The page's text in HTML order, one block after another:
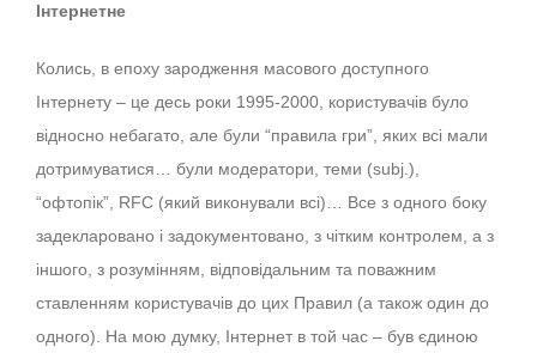
Інтернетне
Колись, в епоху зародження масового доступного
Інтернету – це десь роки 1995-2000, користувачів було
відносно небагато, але були “правила гри”, яких всі мали
дотримуватися… були модератори, теми (subj.),
“офтопік”, RFC (який виконували всі)… Все з одного боку
задекларовано і задокументовано, з чітким контролем, а з
іншого, з розумінням, відповідальним та поважним
ставленням користувачів до цих Правил (а також один до
одного). На мою думку, Інтернет в той час – був єдиною